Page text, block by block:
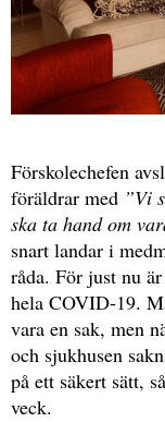
Förskolechefen
föräldrar med ”Vi
ska ta hand om
snart landar i
råda. För just nu
hela COVID-19.
vara en sak, men
och sjukhusen
på ett säkert sätt,
veck.